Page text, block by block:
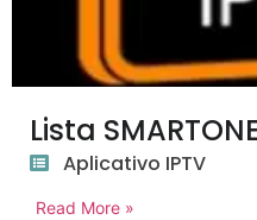
Lista SMARTONE
Aplicativo IPTV
Read More »